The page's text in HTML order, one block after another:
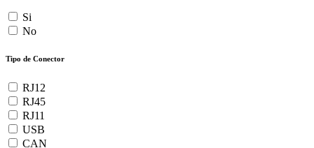
Si
No
Tipo de Conector
RJ12
RJ45
RJ11
USB
CAN